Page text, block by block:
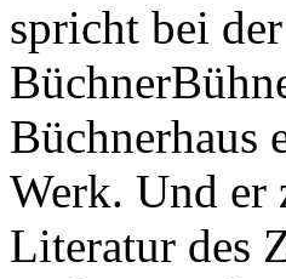
spricht bei
Büchnerhaus
Werk. Und er
Literatur des